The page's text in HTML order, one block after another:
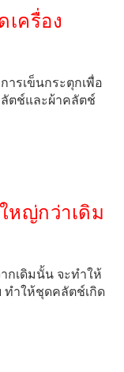
เครื่อง
ารเข็นกระตุกเพื่อ
ลัตช์และผ้าคลัตช์
หญ่กว่าเดิม
กเดิมนั้น จะทำให้
ทำให้ชุดคลัตช์เกิด